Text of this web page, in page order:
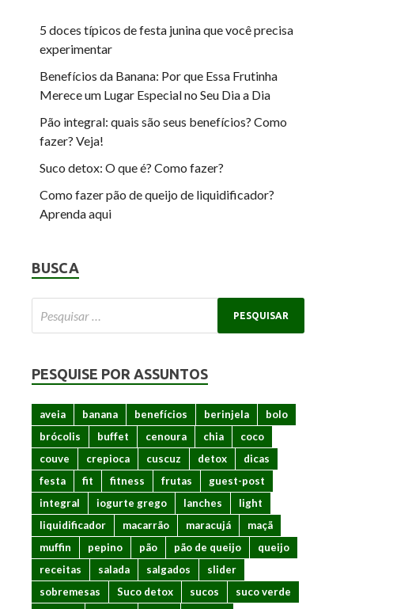
5 doces típicos de festa junina que você precisa
experimentar
Benefícios da Banana: Por que Essa Frutinha
Merece um Lugar Especial no Seu Dia a Dia
Pão integral: quais são seus benefícios? Como
fazer? Veja!
Suco detox: O que é? Como fazer?
Como fazer pão de queijo de liquidificador?
Aprenda aqui
BUSCA
PESQUISE POR ASSUNTOS
aveia banana benefícios berinjela
bolo
brócolis
buffet cenoura chia
coco
couve
crepioca cuscuz detox
dicas
festa
fit fitness frutas
guest-post
integral
iogurte grego lanches
light
liquidificador
macarrão maracujá
maçã
muffin
pepino pão pão de queijo
queijo
receitas
salada salgados
slider
sobremesas
Suco detox sucos
suco verde